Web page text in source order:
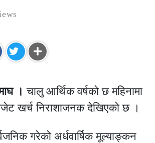
। चालु आर्थिक वर्षको छ महिनामा
खर्च निराशाजनक देखिएको छ ।
गरेको अर्धवार्षिक मूल्याङ्कन